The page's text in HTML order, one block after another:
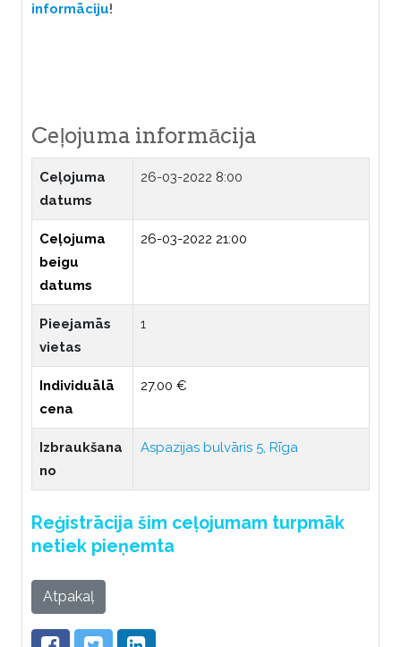
informāciju!
Ceļojuma informācija
Ceļojuma
datums
26-03-2022 8:00
Ceļojuma
beigu
datums
26-03-2022 21:00
Pieejamās
vietas
1
Individuālā
cena
27.00 €
Izbraukšana
no
Aspazijas bulvāris 5, Rīga
Reģistrācija šim ceļojumam turpmāk
netiek pieņemta
Atpakaļ